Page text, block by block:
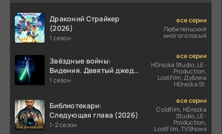
Драконий Страйкер
(2026)
1 сезон
все серии
Любительский
многоголосый
Звёздные войны:
Видения. Девятый джедай
(2026)
1 сезон
все серии
HDrezka Studio, LE-
Production,
LostFilm, Дубляж
HDrezka St.
Библиотекари:
Следующая глава (2026)
1-2 сезон
все серии
Coldfilm, HDrezka
Studio, LE-
Production,
LostFilm, TVShows